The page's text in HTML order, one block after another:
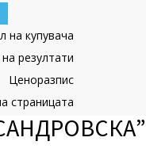
на купувача
резултати
Ценоразпис
страницата